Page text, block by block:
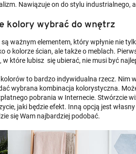
Nawiązuje on do stylu industrialnego,
kolory wybrać do wnętrz
są ważnym elementem, który wpłynie nie
o kolorze ścian, ale także o meblach.
w które lubisz się ubierać, nie musi być
to bardzo indywidualna rzecz. Nim
wybrana kombinacja kolorystyczna.
pobrania w Internecie. Stwórzcie
jaki będzie efekt. Inną opcją jest
się Wam najbardziej podobać.